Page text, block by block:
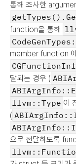
function을 통해
달되는 경우 (
llvm::Type 이
(